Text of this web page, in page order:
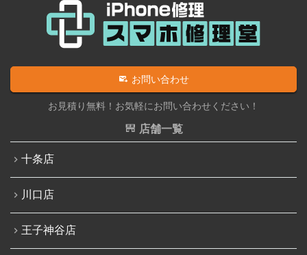
iPad液晶パネル交換修理（画面表示不良）
iPad水没洗浄作業
iPadその他部品修理
Nintendo Switch修理実績
Nintendo Switchその他部品修理
Nintendo Switchバッテリー交換
Nintendo Siwtch充電コネクタ修理
Nintendo Switchタッチパネル修理交換
Nintendo Switchゲームカードスロット修理
iPhone 12 mini
iPhone 12 Pro Max
iPhone 13 Pro
iPhone 13 Pro Max
iPhone SE（第3世代）
iPhone 14
iPhone 14 Pro
iPhone 14 Pro Max
お問い合わせ
お見積り無料！お気軽にお問い合わせください！
店舗一覧
十条店
川口店
王子神谷店